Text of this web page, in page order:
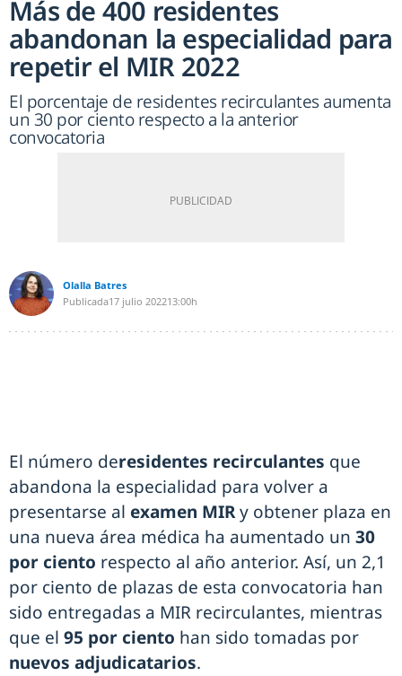
Más de 400 residentes
abandonan la especialidad para
repetir el MIR 2022
El porcentaje de residentes recirculantes aumenta
un 30 por ciento respecto a la anterior
convocatoria
Olalla Batres
Publicada17 julio 202213:00h
El número deresidentes recirculantes que
abandona la especialidad para volver a
presentarse al examen MIRy obtener plaza en
una nueva área médica ha aumentado un 30
por ciento respecto al año anterior. Así, un 2,1
por ciento de plazas de esta convocatoria han
sido entregadas a MIR recirculantes, mientras
que el 95 por ciento han sido tomadas por
nuevos adjudicatarios.